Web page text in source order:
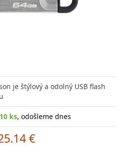
je štýlový a odolný USB flash
ks, odošleme dnes
€